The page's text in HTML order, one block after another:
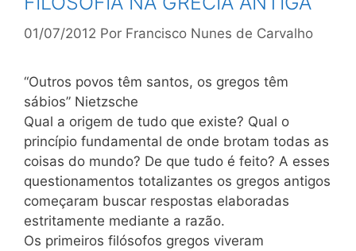
01/07/2012 Por Francisco Nunes de Carvalho
“Outros povos têm santos, os gregos têm
sábios” Nietzsche
Qual a origem de tudo que existe? Qual o
princípio fundamental de onde brotam todas as
coisas do mundo? De que tudo é feito? A esses
questionamentos totalizantes os gregos antigos
começaram buscar respostas elaboradas
estritamente mediante a razão.
Os primeiros filósofos gregos viveram